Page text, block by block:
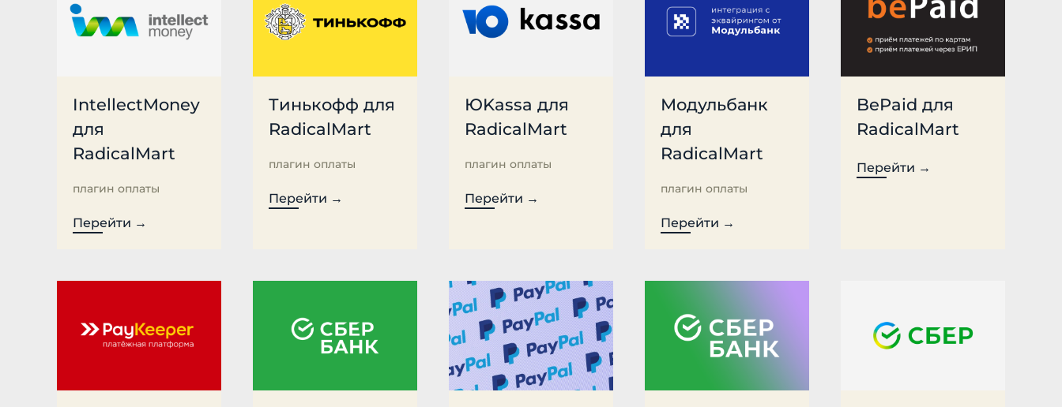
IntellectMoney
для
RadicalMart
плагин оплаты
Перейти →
Тинькофф для
RadicalMart
плагин оплаты
Перейти →
ЮKassa для
RadicalMart
плагин оплаты
Перейти →
Модульбанк
для
RadicalMart
плагин оплаты
Перейти →
BePaid для
RadicalMart
Перейти →